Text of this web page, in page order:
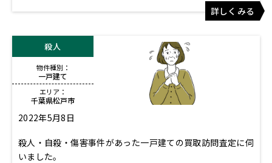
詳しくみる
殺人
物件種別：
一戸建て
エリア：
千葉県松戸市
2022年5月8日
殺人・自殺・傷害事件があった一戸建ての買取訪問査定に伺
いました。